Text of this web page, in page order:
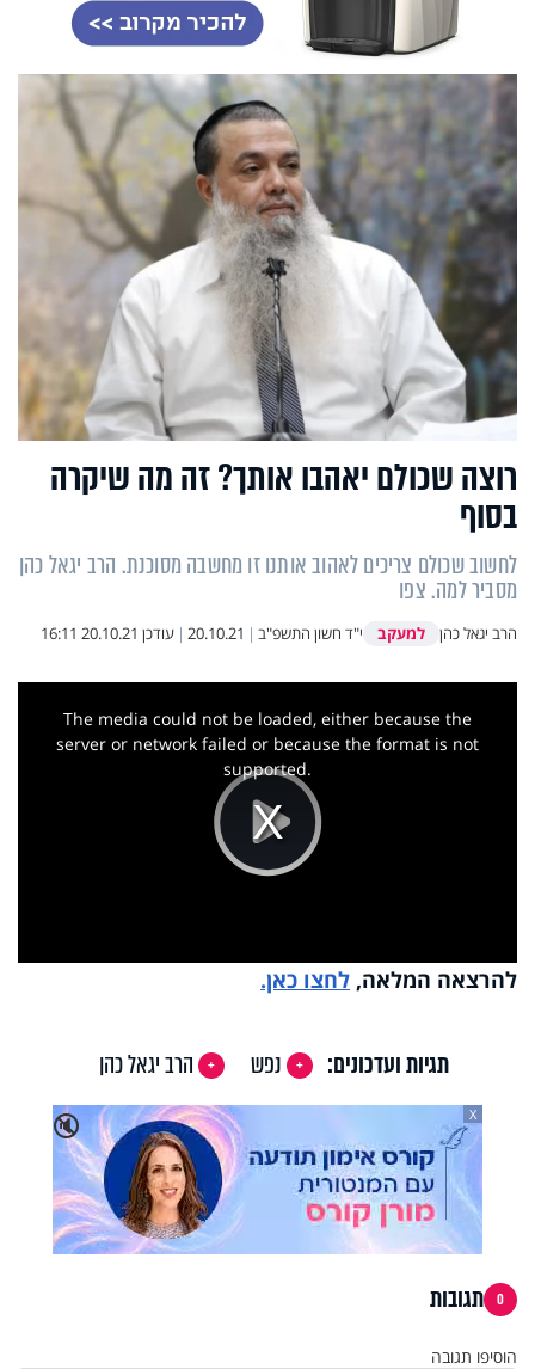
רוצה שכולם יאהבו אותך? זה מה שיקרה
בסוף
לחשוב שכולם צריכים לאהוב אותנו זו מחשבה מסוכנת. הרב יגאל כהן
מסביר למה. צפו
הרב יגאל כהן למעקב י"ד חשון התשפ"ב |
20.10.21
| עודכן 20.10.21 16:11
Play
Video
This
The media could not be loaded, either because the
server or network failed or because the format is not
supported.
להרצאה המלאה, לחצו כאן.
תגיות ועדכונים: נפש
הרב יגאל כהן
🔇
X
0 תגובות
הוסיפו תגובה